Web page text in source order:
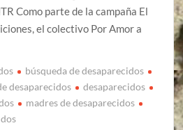
Como parte de la campaña El
el colectivo Por Amor a
búsqueda de desaparecidos
desaparecidos
desaparecidos
madres de desaparecidos